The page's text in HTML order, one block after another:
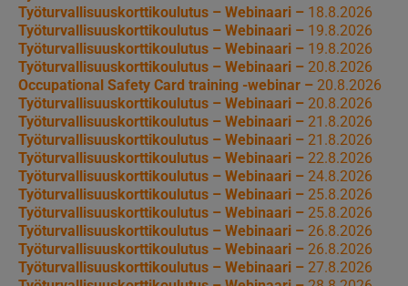
Työturvallisuuskorttikoulutus – Webinaari – 18.8.2026
Työturvallisuuskorttikoulutus – Webinaari – 19.8.2026
Työturvallisuuskorttikoulutus – Webinaari – 19.8.2026
Työturvallisuuskorttikoulutus – Webinaari – 20.8.2026
Occupational Safety Card training -webinar – 20.8.2026
Työturvallisuuskorttikoulutus – Webinaari – 20.8.2026
Työturvallisuuskorttikoulutus – Webinaari – 21.8.2026
Työturvallisuuskorttikoulutus – Webinaari – 21.8.2026
Työturvallisuuskorttikoulutus – Webinaari – 22.8.2026
Työturvallisuuskorttikoulutus – Webinaari – 24.8.2026
Työturvallisuuskorttikoulutus – Webinaari – 25.8.2026
Työturvallisuuskorttikoulutus – Webinaari – 25.8.2026
Työturvallisuuskorttikoulutus – Webinaari – 26.8.2026
Työturvallisuuskorttikoulutus – Webinaari – 26.8.2026
Työturvallisuuskorttikoulutus – Webinaari – 27.8.2026